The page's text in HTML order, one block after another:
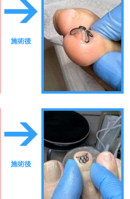
施術後
施術後